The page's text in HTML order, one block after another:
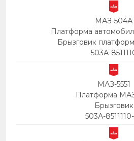
МАЗ-504А
Платформа
Брызговик
503А-
МАЗ-5551
Платформа
Брызговик
503А-